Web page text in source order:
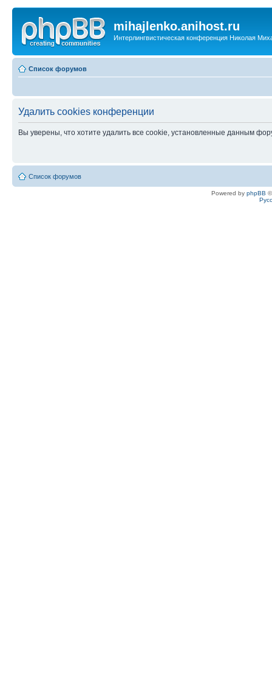
mihajlenko.anihost.ru
Интерлингвистическая конференция Николая
Список форумов
Удалить cookies конференции
Вы уверены, что хотите удалить все cookie, установленные данным
Список форумов
Powered by phpBB